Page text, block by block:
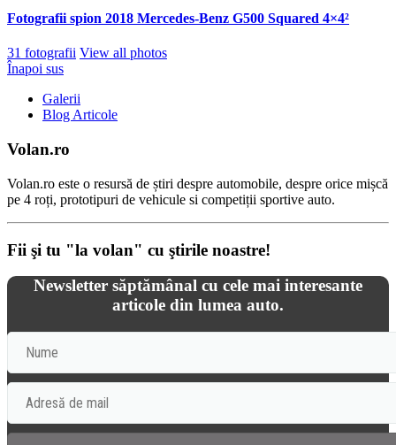
Fotografii spion 2018 Mercedes-Benz G500 Squared 4×4²
31 fotografii View all photos
Înapoi sus
Galerii
Blog Articole
Volan.ro
Volan.ro este o resursă de știri despre automobile, despre orice mișcă
pe 4 roți, prototipuri de vehicule si competiții sportive auto.
Fii şi tu "la volan" cu ştirile noastre!
Newsletter săptămânal cu cele mai interesante
articole din lumea auto.